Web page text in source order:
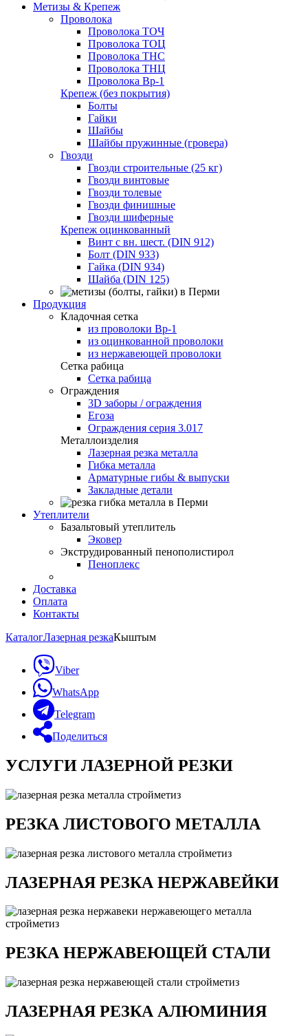
Метизы & Крепеж
Проволока
Проволока ТОЧ
Проволока ТОЦ
Проволока ТНС
Проволока ТНЦ
Проволока Вр-1
Крепеж (без покрытия)
Болты
Гайки
Шайбы
Шайбы пружинные (гровера)
Гвозди
Гвозди строительные (25 кг)
Гвозди винтовые
Гвозди толевые
Гвозди финишные
Гвозди шиферные
Крепеж оцинкованный
Винт с вн. шест. (DIN 912)
Болт (DIN 933)
Гайка (DIN 934)
Шайба (DIN 125)
Продукция
Кладочная сетка
из проволоки Вр-1
из оцинкованной проволоки
из нержавеющей проволоки
Сетка рабица
Сетка рабица
Ограждения
3D заборы / ограждения
Егоза
Ограждения серия 3.017
Металлоизделия
Лазерная резка металла
Гибка металла
Арматурные гибы & выпуски
Закладные детали
Утеплители
Базальтовый утеплитель
Эковер
Экструдированный пенополистирол
Пеноплекс
Доставка
Оплата
Контакты
КаталогЛазерная резкаКыштым
Viber
WhatsApp
Telegram
Поделиться
УСЛУГИ ЛАЗЕРНОЙ РЕЗКИ
РЕЗКА ЛИСТОВОГО МЕТАЛЛА
ЛАЗЕРНАЯ РЕЗКА НЕРЖАВЕЙКИ
РЕЗКА НЕРЖАВЕЮЩЕЙ СТАЛИ
ЛАЗЕРНАЯ РЕЗКА АЛЮМИНИЯ